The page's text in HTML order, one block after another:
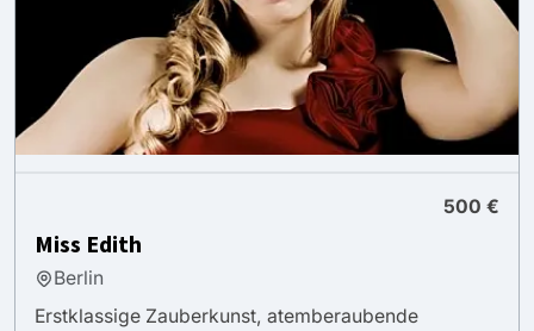
500 €
Miss Edith
Berlin
Erstklassige Zauberkunst, atemberaubende